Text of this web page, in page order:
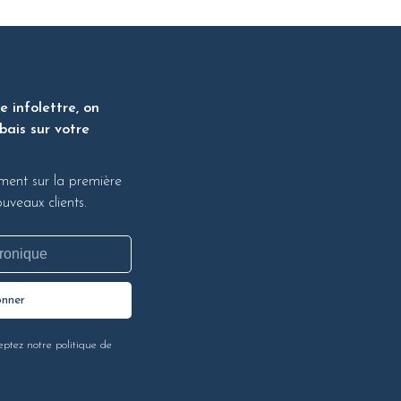
infolettre, on
sur votre
sur la première
clients.
notre politique de